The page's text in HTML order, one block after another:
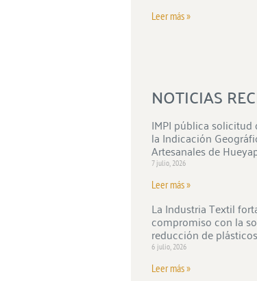
Leer más »
NOTICIAS
IMPI pública
la Indicación
Artesanales de
7 julio, 2026
Leer más »
La Industria Textil
compromiso con la
reducción de plásticos
6 julio, 2026
Leer más »